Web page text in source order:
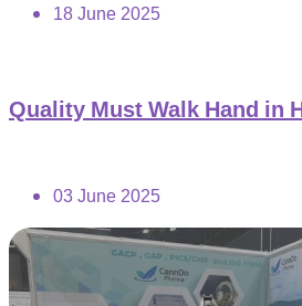
18 June 2025
Quality Must Walk Hand in
03 June 2025